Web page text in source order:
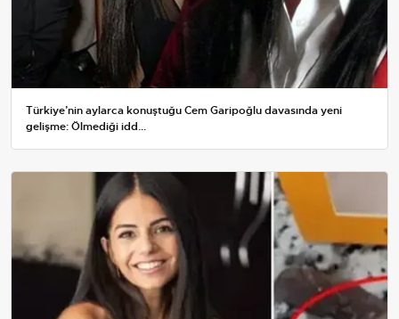
Türkiye’nin aylarca konuştuğu Cem Garipoğlu davasında yeni
gelişme: Ölmediği idd...